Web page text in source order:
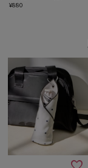
¥880